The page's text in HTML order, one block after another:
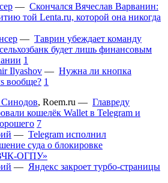
— Скончался Вячеслав Варванин:
той Lenta.ru, которой она никогда
— Таврин убеждает команду
будет лишь финансовым
1
Ilyashov — Нужна ли кнопка
вообще? 1
, Roem.ru — Главреду
кошелёк Wallet в Telegram и
7
— Telegram исполнил
суда о блокировке
ОГПУ»
— Яндекс закроет турбо-страницы